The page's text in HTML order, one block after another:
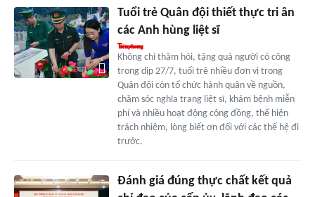
Tuổi trẻ Quân đội thiết thực tri ân
các Anh hùng liệt sĩ
Không chỉ thăm hỏi, tặng quà người có công
trong dịp 27/7, tuổi trẻ nhiều đơn vị trong
Quân đội còn tổ chức hành quân về nguồn,
chăm sóc nghĩa trang liệt sĩ, khám bệnh miễn
phí và nhiều hoạt động cộng đồng, thể hiện
trách nhiệm, lòng biết ơn đối với các thế hệ đi
trước.
Đánh giá đúng thực chất kết quả